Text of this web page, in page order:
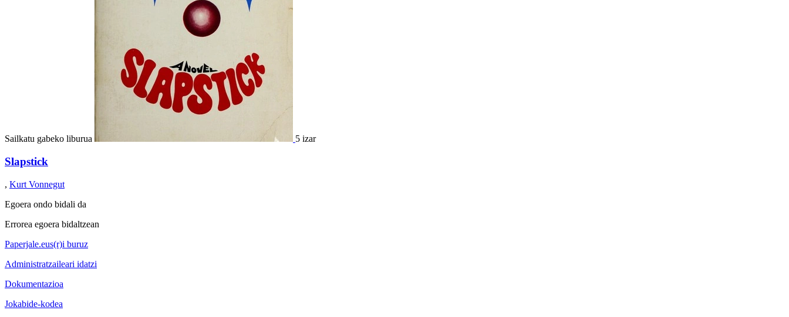
Sailkatu gabeko liburua 5 izar
Slapstick
, Kurt Vonnegut
Egoera ondo bidali da
Errorea egoera bidaltzean
Paperjale.eus(r)i buruz
Administratzaileari idatzi
Dokumentazioa
Jokabide-kodea